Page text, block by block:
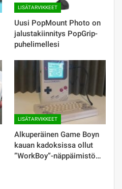
LISÄTARVIKKEET
Uusi PopMount Photo on
jalustakiinnitys PopGrip-
puhelimellesi
LISÄTARVIKKEET
Alkuperäinen Game Boyn
kauan kadoksissa ollut
”WorkBoy”-näppäimistö…